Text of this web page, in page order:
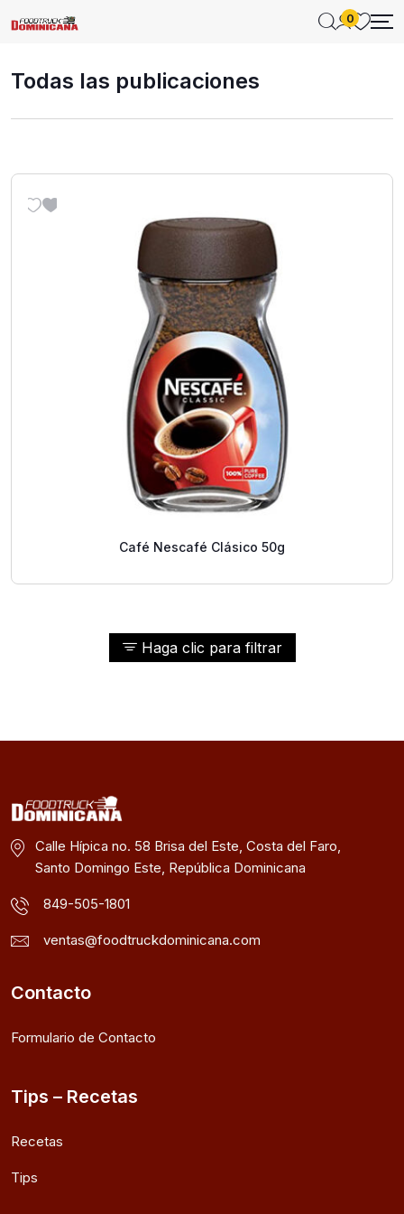
0
Todas las publicaciones
Haga clic para filtrar
Café Nescafé Clásico 50g
Calle Hípica no. 58 Brisa del Este, Costa del Faro,
Santo Domingo Este, República Dominicana
849-505-1801
ventas@foodtruckdominicana.com
Contacto
Formulario de Contacto
Tips – Recetas
Recetas
Tips